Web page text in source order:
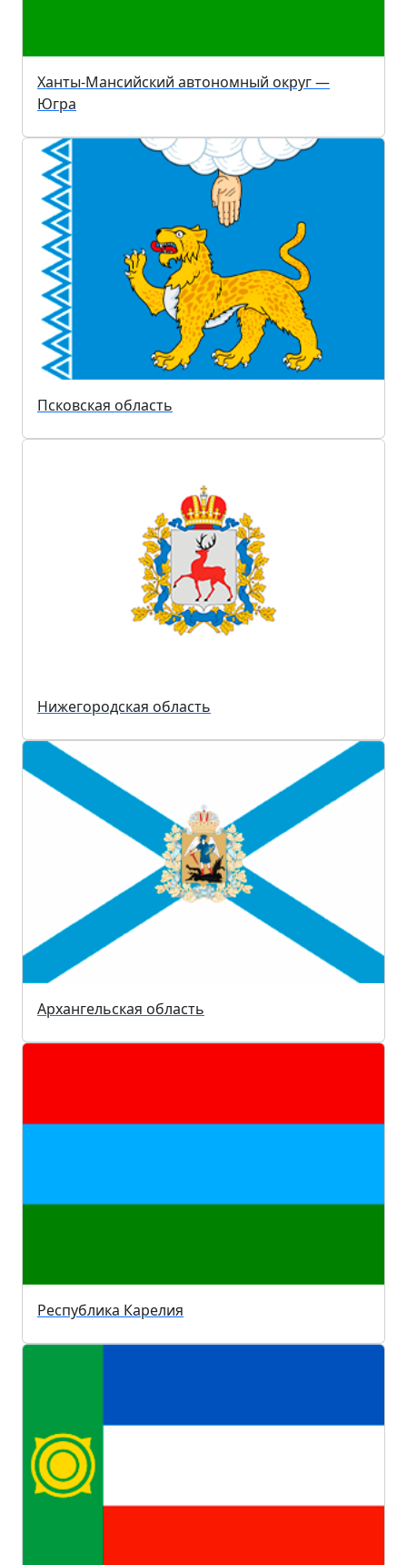
Ханты-Мансийский автономный округ —
Югра
Псковская область
Нижегородская область
Архангельская область
Республика Карелия